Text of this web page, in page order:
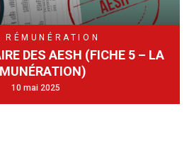
RÉMUNÉRATION
DES AESH (FICHE 5 – LA
10 mai 2025